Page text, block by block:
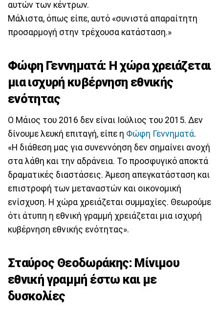
αυτών των κέντρων.
Μάλιστα, όπως είπε, αυτό «συνιστά απαραίτητη
προσαρμογή στην τρέχουσα κατάσταση.»
Φώφη Γεννηματά: Η χώρα χρειάζεται
μια ισχυρή κυβέρνηση εθνικής
ενότητας
Ο Μάιος του 2016 δεν είναι Ιούλιος του 2015. Δεν
δίνουμε λευκή επιταγή, είπε η Φώφη Γεννηματά.
«Η διάθεση μας για συνεννόηση δεν σημαίνει ανοχή
στα λάθη και την αδράνεια. Το προσφυγικό αποκτά
δραματικές διαστάσεις. Άμεση απεγκατάσταση και
επιστροφή των μεταναστών και οικονομική
ενίσχυση. Η χώρα χρειάζεται συμμαχίες. Θεωρούμε
ότι άτυπη η εθνική γραμμή χρειάζεται μια ισχυρή
κυβέρνηση εθνικής ενότητας».
Σταύρος Θεοδωράκης: Mίνιμου
εθνική γραμμή έστω και με
δυσκολίες